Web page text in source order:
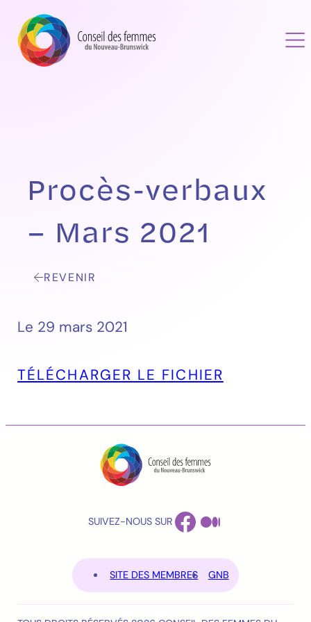
Procès-verbaux
– Mars 2021
REVENIR
Le 29 mars 2021
TÉLÉCHARGER LE FICHIER
SUIVEZ-NOUS SUR FACEBOOK
MEDIUM
SITE DES MEMBRES GNB